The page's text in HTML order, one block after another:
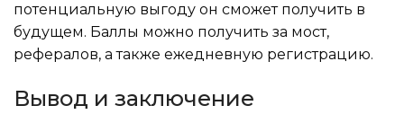
потенциальную выгоду он сможет получить в
будущем. Баллы можно получить за мост,
рефералов, а также ежедневную регистрацию.
Вывод и заключение